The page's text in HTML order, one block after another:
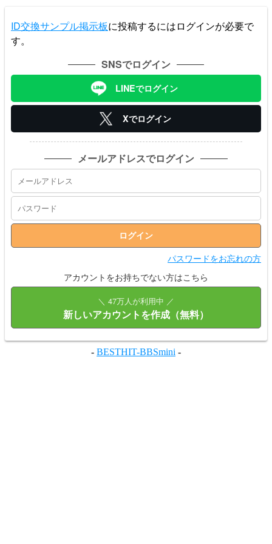
ID交換サンプル掲示板に投稿するにはログインが必要で
す。
SNSでログイン
LINEでログイン
Xでログイン
メールアドレスでログイン
パスワードをお忘れの方
アカウントをお持ちでない方はこちら
＼ 47万人が利用中 ／
新しいアカウントを作成（無料）
- BESTHIT-BBSmini -